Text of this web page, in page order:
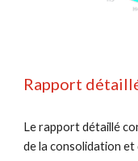
Rapport
Le rapport détaillé
de la consolidation et